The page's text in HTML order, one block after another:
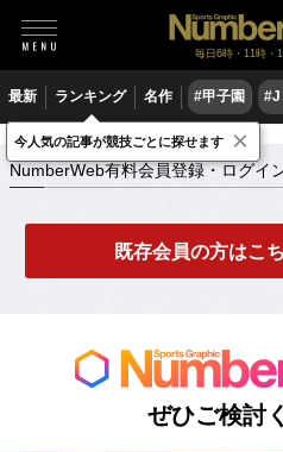
毎日6時・11時・
最新 ランキング 名作 #甲子園 #J
NumberWeb有料会員登録・ログイン
NumberWeb有料会員登録・ログイ
既存会員の方はこ
ぜひご検討
今人気の記事が競技ごとに探せます ×